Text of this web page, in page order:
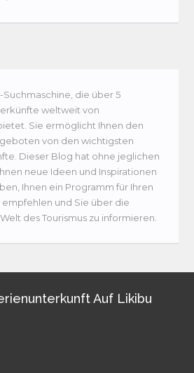
Suchmaschine, die über 5
weltweit von
Sie ermöglicht Ihnen den
von den wichtigsten
Dieser Blog hat ohne jeglichen
neue Ideen und Inspirationen
Ihnen ein Programm für Ihren
empfehlen und Sie über die
des Tourismus zu informieren.
Auf Likibu